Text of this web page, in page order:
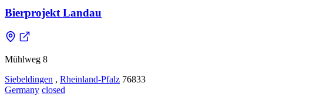
Bierprojekt Landau
Mühlweg 8
Siebeldingen , Rheinland-Pfalz 76833
Germany closed